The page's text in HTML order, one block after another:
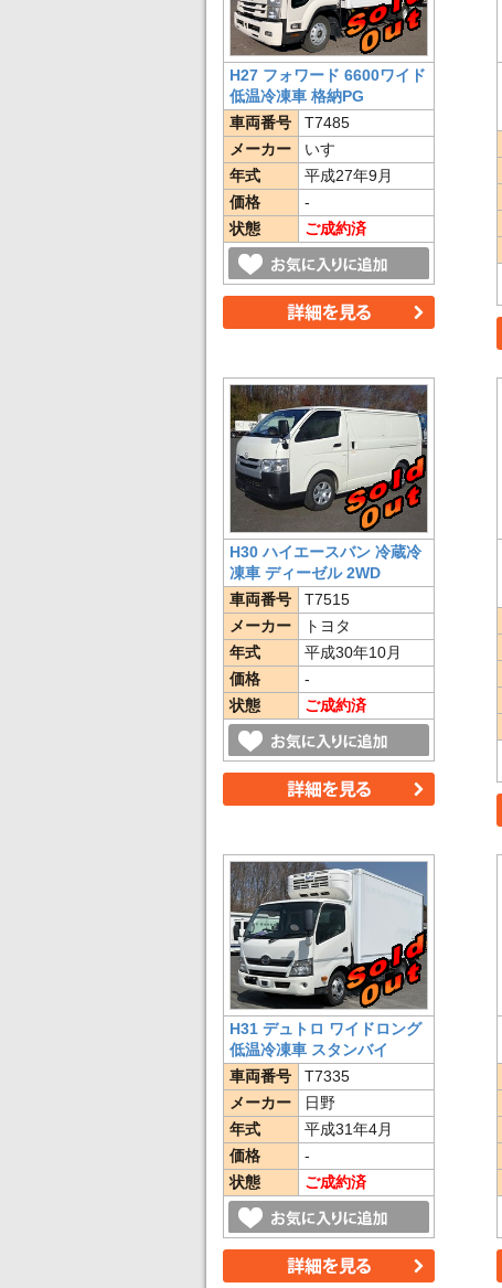
H27 フォワード 6600ワイド
低温冷凍車 格納PG
車両番号
T7485
メーカー
いすゞ
年式
平成27年9月
価格
-
状態
ご成約済
H30 ハイエースバン 冷蔵冷
凍車 ディーゼル 2WD
車両番号
T7515
メーカー
トヨタ
年式
平成30年10月
価格
-
状態
ご成約済
H31 デュトロ ワイドロング
低温冷凍車 スタンバイ
車両番号
T7335
メーカー
日野
年式
平成31年4月
価格
-
状態
ご成約済